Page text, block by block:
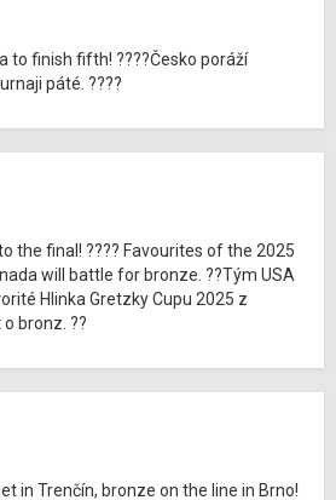
to finish fifth! ????Česko poráží
páté. ????
the final! ???? Favourites of the 2025
will battle for bronze. ??Tým USA
Hlinka Gretzky Cupu 2025 z
bronz. ??
in Trenčín, bronze on the line in Brno!